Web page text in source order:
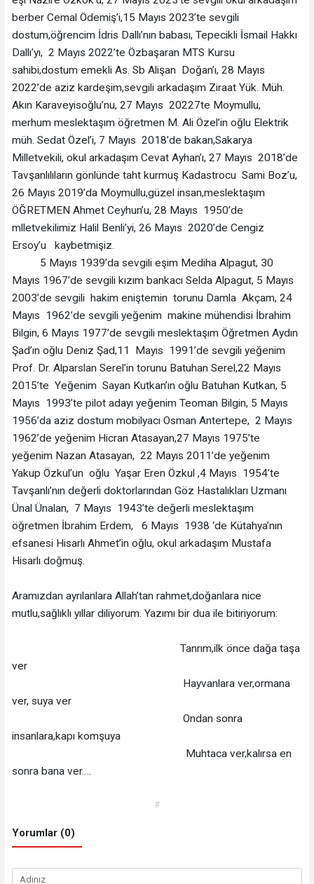
berber Cemal Ödemiş’i,15 Mayıs 2023’te sevgili
dostum,öğrencim İdris Dallı’nın babası, Tepecikli İsmail Hakkı
Dallı’yı, 2 Mayıs 2022’te Özbaşaran MTS Kursu
sahibi,dostum emekli As. Sb Alişan Doğan’ı, 28 Mayıs
2022’de aziz kardeşim,sevgili arkadaşım Ziraat Yük. Müh.
Akın Karaveyisoğlu’nu, 27 Mayıs 20227te Moymullu,
merhum meslektaşım öğretmen M. Ali Özel’in oğlu Elektrik
müh. Sedat Özel’i, 7 Mayıs 2018’de bakan,Sakarya
Milletvekili, okul arkadaşım Cevat Ayhan’ı, 27 Mayıs 2018’de
Tavşanlılıların gönlünde taht kurmuş Kadastrocu Sami Boz’u,
26 Mayıs 2019’da Moymullu,güzel insan,meslektaşım
ÖĞRETMEN Ahmet Ceyhun’u, 28 Mayıs 1950’de
mlletvekilimiz Halil Benli’yi, 26 Mayıs 2020’de Cengiz
Ersoy’u kaybetmişiz.
5 Mayıs 1939’da sevgili eşim Mediha Alpagut, 30
Mayıs 1967’de sevgili kızım bankacı Selda Alpagut, 5 Mayıs
2003’de sevgili hakim eniştemin torunu Damla Akçam, 24
Mayıs 1962’de sevgili yeğenim makine mühendisi İbrahim
Bilgin, 6 Mayıs 1977’de sevgili meslektaşım Öğretmen Aydın
Şad’ın oğlu Deniz Şad,11 Mayıs 1991’de sevgili yeğenim
Prof. Dr. Alparslan Serel’in torunu Batuhan Serel,22 Mayıs
2015’te Yeğenim Sayan Kutkan’ın oğlu Batuhan Kutkan, 5
Mayıs 1993’te pilot adayı yeğenim Teoman Bilgin, 5 Mayıs
1956’da aziz dostum mobilyacı Osman Antertepe, 2 Mayıs
1962’de yeğenim Hicran Atasayan,27 Mayıs 1975’te
yeğenim Nazan Atasayan, 22 Mayıs 2011’de yeğenim
Yakup Özkul’un oğlu Yaşar Eren Özkul ,4 Mayıs 1954’te
Tavşanlı’nın değerli doktorlarından Göz Hastalıkları Uzmanı
Ünal Ünalan, 7 Mayıs 1943’te değerli meslektaşım
öğretmen İbrahim Erdem, 6 Mayıs 1938 ‘de Kütahya’nın
efsanesi Hisarlı Ahmet’in oğlu, okul arkadaşım Mustafa
Hisarlı doğmuş.
Aramızdan ayrılanlara Allah’tan rahmet,doğanlara nice
mutlu,sağlıklı yıllar diliyorum. Yazımı bir dua ile bitiriyorum:
Tanrım,ilk önce dağa taşa
ver
Hayvanlara ver,ormana
ver, suya ver
Ondan sonra
insanlara,kapı komşuya
Muhtaca ver,kalırsa en
sonra bana ver….
#
Yorumlar (0)